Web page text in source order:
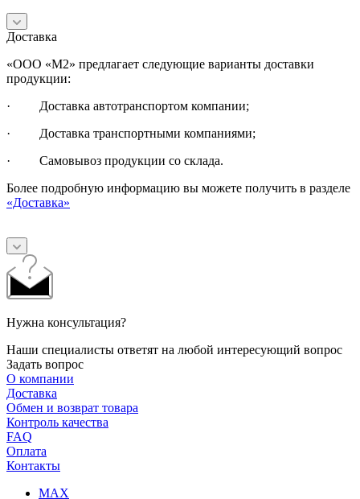
Доставка
«ООО «М2» предлагает следующие варианты доставки
продукции:
· Доставка автотранспортом компании;
· Доставка транспортными компаниями;
· Самовывоз продукции со склада.
Более подробную информацию вы можете получить в разделе
«Доставка»
Нужна консультация?
Наши специалисты ответят на любой интересующий вопрос
Задать вопрос
О компании
Доставка
Обмен и возврат товара
Контроль качества
FAQ
Оплата
Контакты
MAX